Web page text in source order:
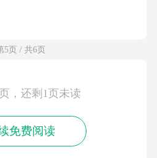
5页 / 共6页
，还剩1页未读
免费阅读